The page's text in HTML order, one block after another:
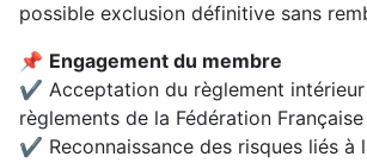
possible exclusion définitive sans
📌 Engagement du membre
✔ Acceptation du règlement
règlements de la Fédération
✔ Reconnaissance des risques liés à